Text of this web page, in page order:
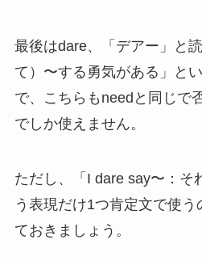
最後はdare、「デアー」と
て）〜する勇気がある」と
で、こちらもneedと同じで
でしか使えません。
ただし、「I dare say〜：そ
う表現だけ1つ肯定文で使う
ておきましょう。